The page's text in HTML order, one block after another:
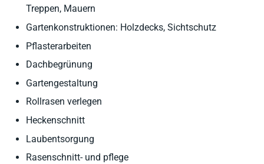
Treppen, Mauern
Gartenkonstruktionen: Holzdecks, Sichtschutz
Pflasterarbeiten
Dachbegrünung
Gartengestaltung
Rollrasen verlegen
Heckenschnitt
Laubentsorgung
Rasenschnitt- und pflege